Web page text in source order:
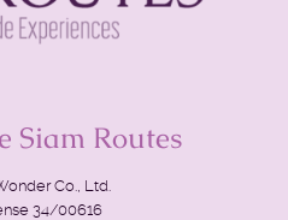
Siam Routes
Co., Ltd.
34/00616